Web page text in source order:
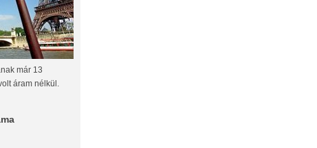
már 13
áram nélkül.